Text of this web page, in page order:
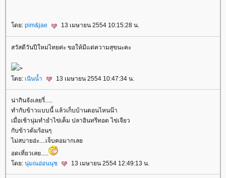
ดย: pim&jae 13 เมษายน 2554 10:15:28 น.
สวัสดีวันปีใหม่ไทยค่ะ ขอให้มีแต่ความสุขนะคะ
>
ดย: เนินน้ำ 13 เมษายน 2554 10:47:34 น.
น่ากินจังเลยรี่.....
ทำกับข้าวแบบนี้ แล้วเก็บบ้านตอนไหนน๊า
เมื่อเช้านุ่มทำยำไข่เค็ม ปลาอินทรีทอด ไข่เจียว
กับข้าวต้มร้อนๆ
ไม่สบายอ่ะ....เจ็บคอมากเล
อดเที่ยวเลย.....
ดย: นุ่มณอ่อนนุช 13 เมษายน 2554 12:49:13 น.